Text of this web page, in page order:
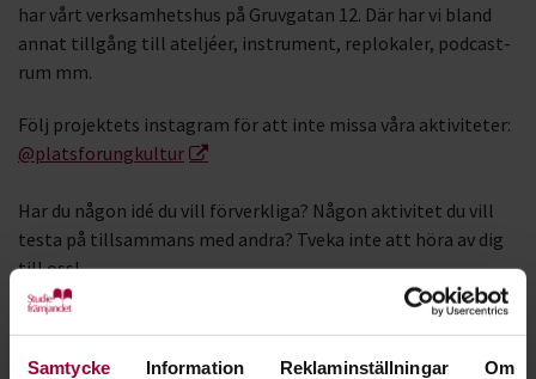
Samtycke Information Reklaminställningar Om
har vårt verksamhetshus på Gruvgatan 12. Där har vi bland
annat tillgång till ateljéer, instrument, replokaler, podcast-
rum mm.
Följ projektets instagram för att inte missa våra aktiviteter:
@platsforungkultur
Har du någon idé du vill förverkliga? Någon aktivitet du vill
testa på tillsammans med andra? Tveka inte att höra av dig
till oss!
Du kan antigen höra av dig till våra ambassadörer eller till